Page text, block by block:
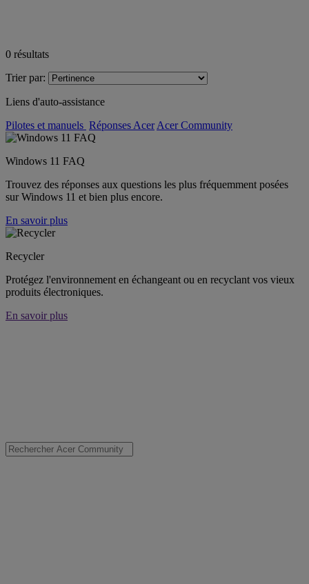
0 résultats
Trier par:
Liens d'auto-assistance
Pilotes et manuels Réponses Acer Acer Community
Windows 11 FAQ
Trouvez des réponses aux questions les plus fréquemment posées
sur Windows 11 et bien plus encore.
En savoir plus
Recycler
Protégez l'environnement en échangeant ou en recyclant vos vieux
produits électroniques.
En savoir plus